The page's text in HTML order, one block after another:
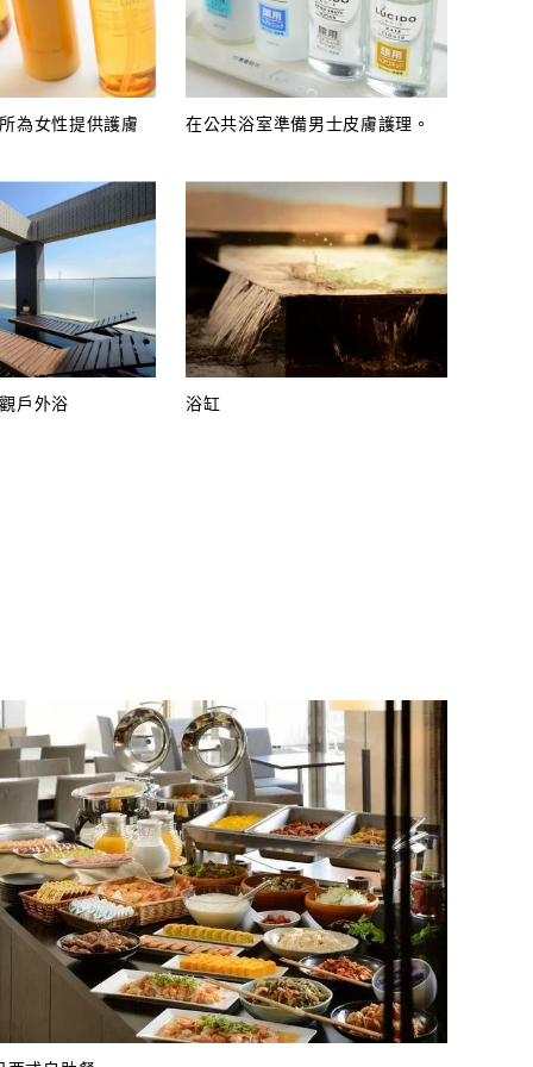
為女​​性提供護膚 在公共浴室準備男士皮膚護理。
戶外浴 浴缸